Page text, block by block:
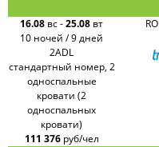
16.08 вс-25.08 вт
10 ночей / 9 дней
RO
2ADL
стандартный номер, 2
односпальные
кровати (2
односпальных
кровати)
111 376 руб/чел